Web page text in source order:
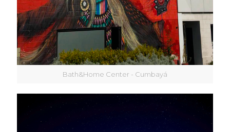
Bath&Home Center - Cumbayá